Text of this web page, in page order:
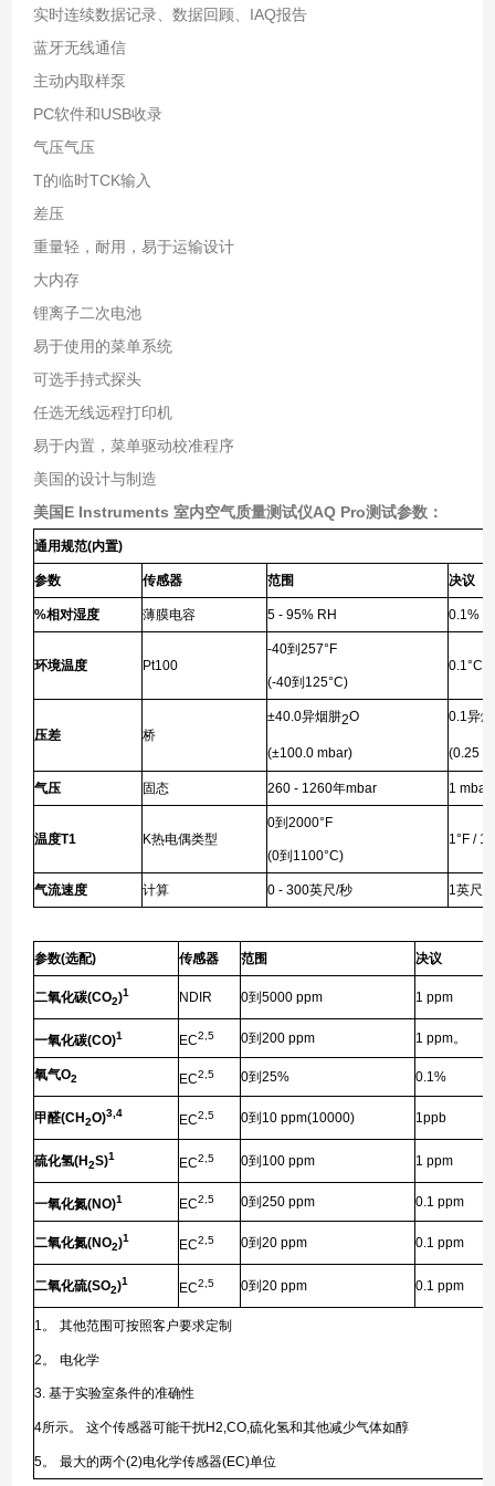
实时连续数据记录、数据回顾、IAQ报告
蓝牙无线通信
主动内取样泵
PC软件和USB收录
气压气压
T的临时TCK输入
差压
重量轻，耐用，易于运输设计
大内存
锂离子二次电池
易于使用的菜单系统
可选手持式探头
任选无线远程打印机
易于内置，菜单驱动校准程序
美国的设计与制造
美国E Instruments 室内空气质量测试仪AQ Pro测试参数：
通用规范(内置)
参数 传感器 范围 决议
%相对湿度 薄膜电容 5 - 95% RH 0.1%
环境温度 Pt100
-40到257°F
(-40到125°C)
0.1°C /
压差 桥
±40.0异烟肼2O
(±100.0 mbar)
0.1 异
(0.25
气压 固态 260 - 1260年mbar 1 mbar
温度T1 K热电偶类型
0到2000°F
(0到1100°C)
1°F /
气流速度 计算 0 - 300英尺/秒 1 英尺
参数(选配) 传感器 范围 决议
二氧化碳(CO2)1 NDIR 0到5000 ppm 1 ppm
一氧化碳(CO)1 EC2,5 0到200 ppm 1 ppm。
氧气O2 EC2,5 0到25% 0.1%
甲醛(CH2O)3,4 EC2,5 0到10 ppm(10000) 1ppb
硫化氢(H2S)1 EC2,5 0到100 ppm 1 ppm
一氧化氮(NO)1 EC2,5 0到250 ppm 0.1 ppm
二氧化氮(NO2)1 EC2,5 0到20 ppm 0.1 ppm
二氧化硫(SO2)1 EC2,5 0到20 ppm 0.1 ppm
1 。 其他范围可按照客户要求定制
2 。 电化学
3. 基于实验室条件的准确性
4所示。 这个传感器可能干扰H2,CO, 硫化氢和其他减少气体如醇
5。 最大的两个(2)电化学传感器(EC)单位